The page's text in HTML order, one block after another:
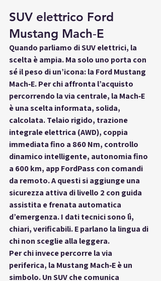
SUV elettrico Ford
Mustang Mach‑E
Quando parliamo di SUV elettrici, la
scelta è ampia. Ma solo uno porta con
sé il peso di un’icona: la Ford Mustang
Mach‑E. Per chi affronta l’acquisto
percorrendo la via centrale, la Mach‑E
è una scelta informata, solida,
calcolata. Telaio rigido, trazione
integrale elettrica (AWD), coppia
immediata fino a 860 Nm, controllo
dinamico intelligente, autonomia fino
a 600 km, app FordPass con comandi
da remoto. A questi si aggiunge una
sicurezza attiva di livello 2 con guida
assistita e frenata automatica
d’emergenza. I dati tecnici sono lì,
chiari, verificabili. E parlano la lingua di
chi non sceglie alla leggera.
Per chi invece percorre la via
periferica, la Mustang Mach‑E è un
simbolo. Un SUV che comunica